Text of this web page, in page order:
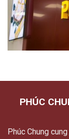
PHÚC
Phúc Chung